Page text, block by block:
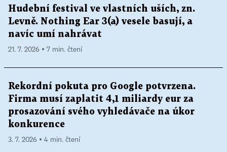
Hudební festival ve vlastních uších, zn.
Levně. Nothing Ear 3(a) vesele basují, a
navíc umí nahrávat
21. 7. 2026 ▪ 7 min. čtení
Rekordní pokuta pro Google potvrzena.
Firma musí zaplatit 4,1 miliardy eur za
prosazování svého vyhledávače na úkor
konkurence
3. 7. 2026 ▪ 4 min. čtení